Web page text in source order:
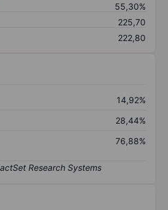
55,30%
225,70
222,80
14,92%
28,44%
76,88%